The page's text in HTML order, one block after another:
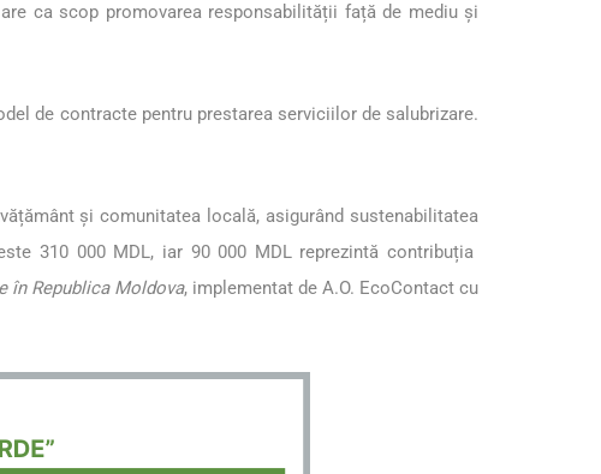
ca scop promovarea responsabilității față de mediu și
de contracte pentru prestarea serviciilor de salubrizare.
și comunitatea locală, asigurând sustenabilitatea
310 000 MDL, iar 90 000 MDL reprezintă contribuția
în Republica Moldova, implementat de A.O. EcoContact cu